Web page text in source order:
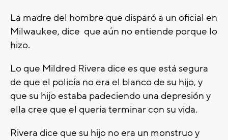
La madre del hombre que disparó a un oficial en
Milwaukee, dice que aún no entiende porque lo
hizo.
Lo que Mildred Rivera dice es que está segura
de que el policía no era el blanco de su hijo, y
que su hijo estaba padeciendo una depresión y
ella cree que el queria terminar con su vida.
Rivera dice que su hijo no era un monstruo y